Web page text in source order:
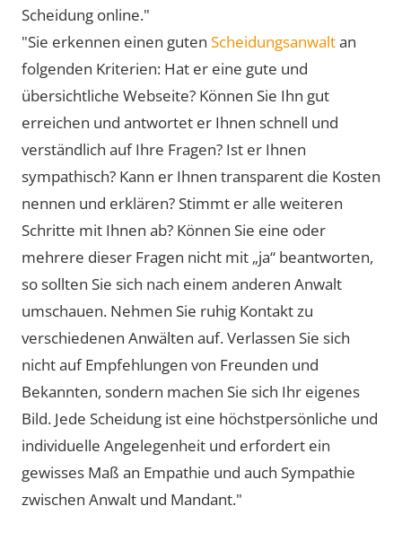
Scheidung online."
"Sie erkennen einen guten Scheidungsanwaltan
folgenden Kriterien: Hat er eine gute und
übersichtliche Webseite? Können Sie Ihn gut
erreichen und antwortet er Ihnen schnell und
verständlich auf Ihre Fragen? Ist er Ihnen
sympathisch? Kann er Ihnen transparent die Kosten
nennen und erklären? Stimmt er alle weiteren
Schritte mit Ihnen ab? Können Sie eine oder
mehrere dieser Fragen nicht mit „ja“ beantworten,
so sollten Sie sich nach einem anderen Anwalt
umschauen. Nehmen Sie ruhig Kontakt zu
verschiedenen Anwälten auf. Verlassen Sie sich
nicht auf Empfehlungen von Freunden und
Bekannten, sondern machen Sie sich Ihr eigenes
Bild. Jede Scheidung ist eine höchstpersönliche und
individuelle Angelegenheit und erfordert ein
gewisses Maß an Empathie und auch Sympathie
zwischen Anwalt und Mandant."